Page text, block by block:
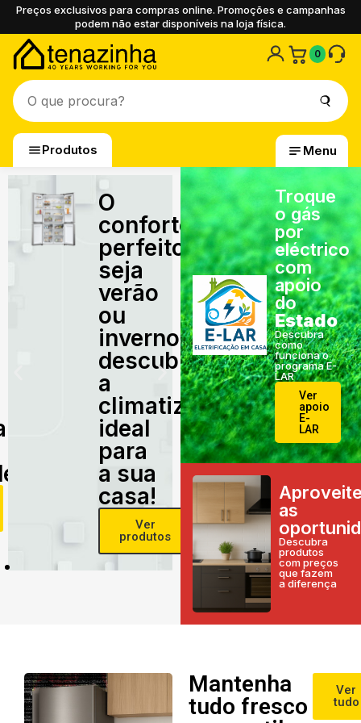
Preços exclusivos para compras online. Promoções e campanhas
podem não estar disponíveis na loja física.
0
Produtos Menu
O
conforto
perfeito,
seja
verão
ou
inverno,
descubra
a
climatização
ideal
para
a sua
casa!
Ver
produtos
Troque
o gás
por
eléctrico
com
apoio
do
Estado
Descubra
como
funciona o
programa E-
LAR
Ver
apoio
E-
LAR
as
Descubra
produtos
com preços
que fazem
a diferença
Mantenha
tudo fresco
Ver
tudo